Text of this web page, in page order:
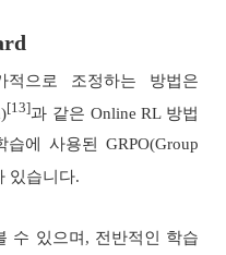
으로 조정하는 방법은
[13]과 같은 Online RL 방법
에 사용된 GRPO(Group
있습니다.
수 있으며, 전반적인 학습